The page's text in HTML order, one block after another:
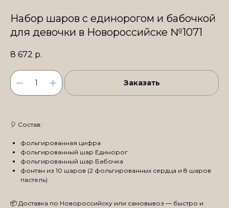
Набор шаров с единорогом и бабочкой
для девочки в Новороссийске №1071
8 672 р.
Заказать
🎈 Состав:
фольгированная цифра
фольгированный шар Единорог
фольгированный шар Бабочка
фонтан из 10 шаров (2 фольгированных сердца и 8 шаров
пастель)
📦 Доставка по Новороссийску или самовывоз — быстро и